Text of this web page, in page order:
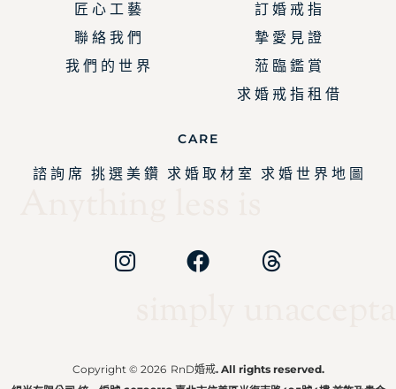
匠 心 工 藝
聯 絡 我 們
我 們 的 世 界
訂 婚 戒 指
摯 愛 見 證
蒞 臨 鑑 賞
求 婚 戒 指 租 借
CARE
諮 詢 席 挑 選 美 鑽 求 婚 取 材 室 求 婚 世 界 地 圖
Copyright © 2026 RnD婚戒. All rights reserved.